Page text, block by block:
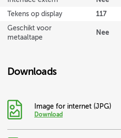
Tekens op display 117
Geschikt voor
metaaltape
Nee
Downloads
Image for internet (JPG)
Download